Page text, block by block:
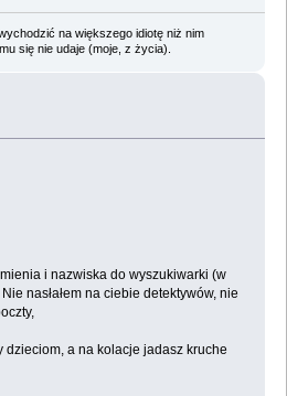
na większego idiotę niż nim
się nie udaje (moje, z życia).
i nazwiska do wyszukiwarki (w
nasłałem na ciebie detektywów, nie
dzieciom, a na kolacje jadasz kruche